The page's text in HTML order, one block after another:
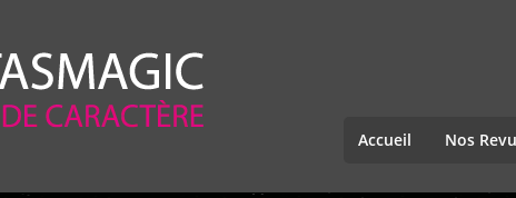
Accueil Nos